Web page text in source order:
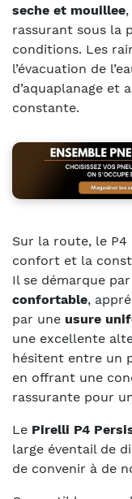
seche et mouillee
rassurant sous la
conditions. Les
l’évacuation de
d’aquaplanage et
constante.
Sur la route, le P4
confort et la
Il se démarque
confortable,
par une usure
une excellente
hésitent entre un
en offrant une
rassurante pour
Le Pirelli P4
large éventail de
de convenir à de